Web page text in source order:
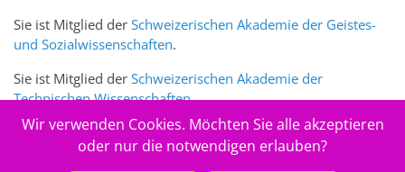
Sie ist Mitglied der Schweizerischen Akademie der Geistes-
und Sozialwissenschaften.
Sie ist Mitglied der Schweizerischen Akademie der
Technischen Wissenschaften.
Sie ist zudem Mitglied des Schweizer Portalswww.sciences-
Wir verwenden Cookies. Möchten Sie alle akzeptieren
oder nur die notwendigen erlauben?